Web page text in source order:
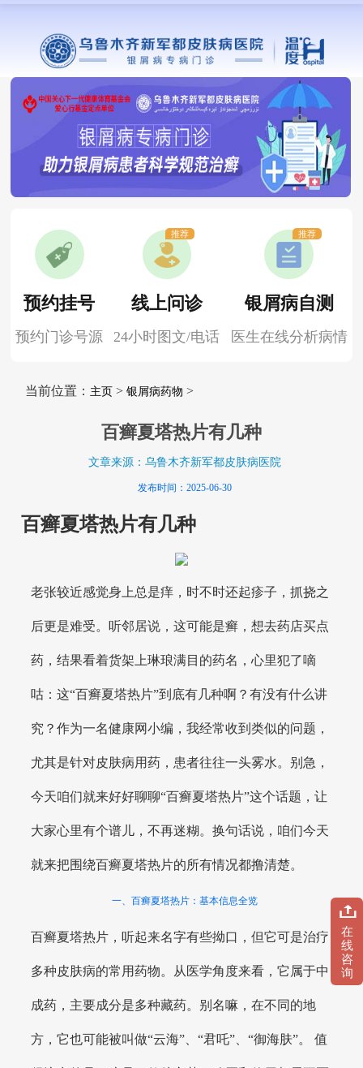
预约挂号
预约门诊号源
线上问诊
24小时图文/电话
推荐
银屑病自测
医生在线分析病情
推荐
当前位置： 主页> 银屑病药物 >
百癣夏塔热片有几种
文章来源：乌鲁木齐新军都皮肤病医院
发布时间：2025-06-30
百癣夏塔热片有几种
老张较近感觉身上总是痒，时不时还起疹子，抓挠之
后更是难受。听邻居说，这可能是癣，想去药店买点
药，结果看着货架上琳琅满目的药名，心里犯了嘀
咕：这“百癣夏塔热片”到底有几种啊？有没有什么讲
究？作为一名健康网小编，我经常收到类似的问题，
尤其是针对皮肤病用药，患者往往一头雾水。别急，
今天咱们就来好好聊聊“百癣夏塔热片”这个话题，让
大家心里有个谱儿，不再迷糊。换句话说，咱们今天
就来把围绕百癣夏塔热片的所有情况都撸清楚。
一、百癣夏塔热片：基本信息全览
百癣夏塔热片，听起来名字有些拗口，但它可是治疗
多种皮肤病的常用药物。从医学角度来看，它属于中
成药，主要成分是多种藏药。别名嘛，在不同的地
方，它也可能被叫做“云海”、“君吒”、“御海肤”。 值
在
线
咨
询